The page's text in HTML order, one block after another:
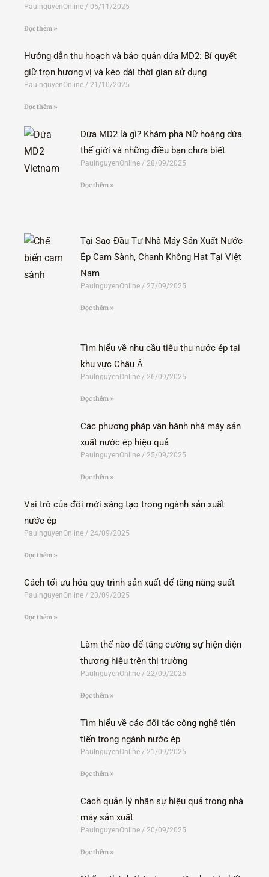
PaulnguyenOnline 05/11/2025
Đọc thêm »
Hướng dẫn thu hoạch và bảo quản dứa MD2: Bí quyết
giữ trọn hương vị và kéo dài thời gian sử dụng
PaulnguyenOnline 21/10/2025
Đọc thêm »
Dứa MD2 là gì? Khám phá Nữ hoàng dứa
thế giới và những điều bạn chưa biết
PaulnguyenOnline 28/09/2025
Đọc thêm »
Tại Sao Đầu Tư Nhà Máy Sản Xuất Nước
Ép Cam Sành, Chanh Không Hạt Tại Việt
Nam
PaulnguyenOnline 27/09/2025
Đọc thêm »
Tìm hiểu về nhu cầu tiêu thụ nước ép tại
khu vực Châu Á
PaulnguyenOnline 26/09/2025
Đọc thêm »
Các phương pháp vận hành nhà máy sản
xuất nước ép hiệu quả
PaulnguyenOnline 25/09/2025
Đọc thêm »
Vai trò của đổi mới sáng tạo trong ngành sản xuất
nước ép
PaulnguyenOnline 24/09/2025
Đọc thêm »
Cách tối ưu hóa quy trình sản xuất để tăng năng suất
PaulnguyenOnline 23/09/2025
Đọc thêm »
Làm thế nào để tăng cường sự hiện diện
thương hiệu trên thị trường
PaulnguyenOnline 22/09/2025
Đọc thêm »
Tìm hiểu về các đối tác công nghệ tiên
tiến trong ngành nước ép
PaulnguyenOnline 21/09/2025
Đọc thêm »
Cách quản lý nhân sự hiệu quả trong nhà
máy sản xuất
PaulnguyenOnline 20/09/2025
Đọc thêm »